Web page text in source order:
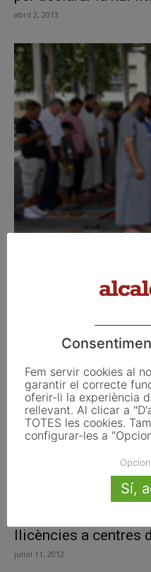
abril 2, 2013
Milers de
llicències a centres
juliol 11, 2012
Fem servir cookies al
garantir el correcte
oferir-li la experiència
rellevant. Al clicar a
TOTES les cookies.
configurar-les a
Sí,